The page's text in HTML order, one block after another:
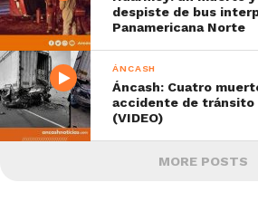
despiste de bus
Panamericana Norte
ÁNCASH
Áncash: Cuatro
accidente de tránsito
(VIDEO)
MORE POSTS